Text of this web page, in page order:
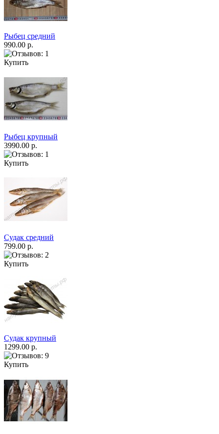
Рыбец средний
990.00 р.
Купить
Рыбец крупный
3990.00 р.
Купить
Судак средний
799.00 р.
Купить
Судак крупный
1299.00 р.
Купить